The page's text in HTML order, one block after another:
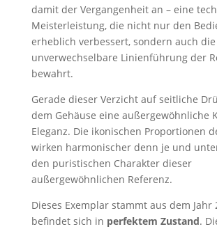
damit der Vergangenheit an – eine
Meisterleistung, die nicht nur den
erheblich verbessert, sondern auch die
unverwechselbare Linienführung der
bewahrt.
Gerade dieser Verzicht auf seitliche
dem Gehäuse eine außergewöhnliche
Eleganz. Die ikonischen Proportionen
wirken harmonischer denn je und
den puristischen Charakter dieser
außergewöhnlichen Referenz.
Dieses Exemplar stammt aus dem Jahr
befindet sich in perfektem Zustand.